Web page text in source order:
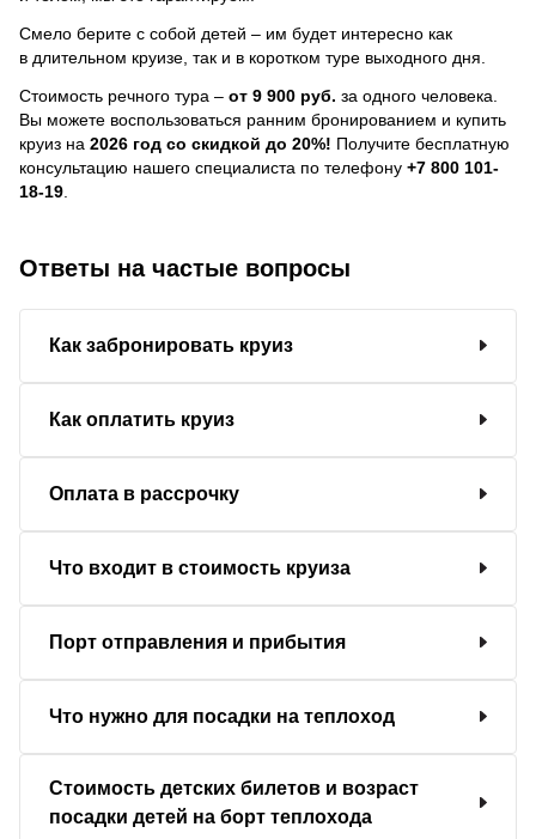
Смело берите с собой детей – им будет интересно как
в длительном круизе, так и в коротком туре выходного дня.
Стоимость речного тура – от 9 900 руб. за одного человека.
Вы можете воспользоваться ранним бронированием и купить
круиз на 2026 год со скидкой до 20%! Получите бесплатную
консультацию нашего специалиста по телефону +7 800 101-
18-19
Ответы на частые вопросы
Как забронировать круиз
Как оплатить круиз
Оплата в рассрочку
Что входит в стоимость круиза
Порт отправления и прибытия
Что нужно для посадки на теплоход
Стоимость детских билетов и возраст
посадки детей на борт теплохода